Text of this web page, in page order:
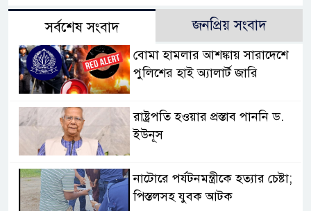
সর্বশেষ সংবাদ জনপ্রিয় সংবাদ
বোমা হামলার আশঙ্কায় সারাদেশে
পুলিশের হাই অ্যালার্ট জারি
রাষ্ট্রপতি হওয়ার প্রস্তাব পাননি ড.
ইউনূস
নাটোরে পর্যটনমন্ত্রীকে হত্যার চেষ্টা;
পিস্তলসহ যুবক আটক